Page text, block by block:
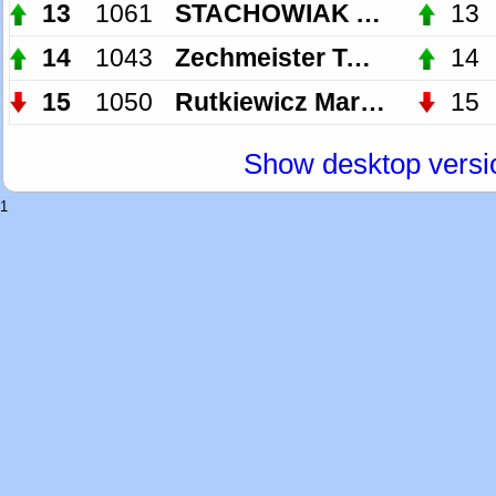
13
1061 STACHOWIAK ADAM
13
14
1043 Zechmeister Tomáš
14
15
1050 Rutkiewicz Marek 15
Show desktop
1